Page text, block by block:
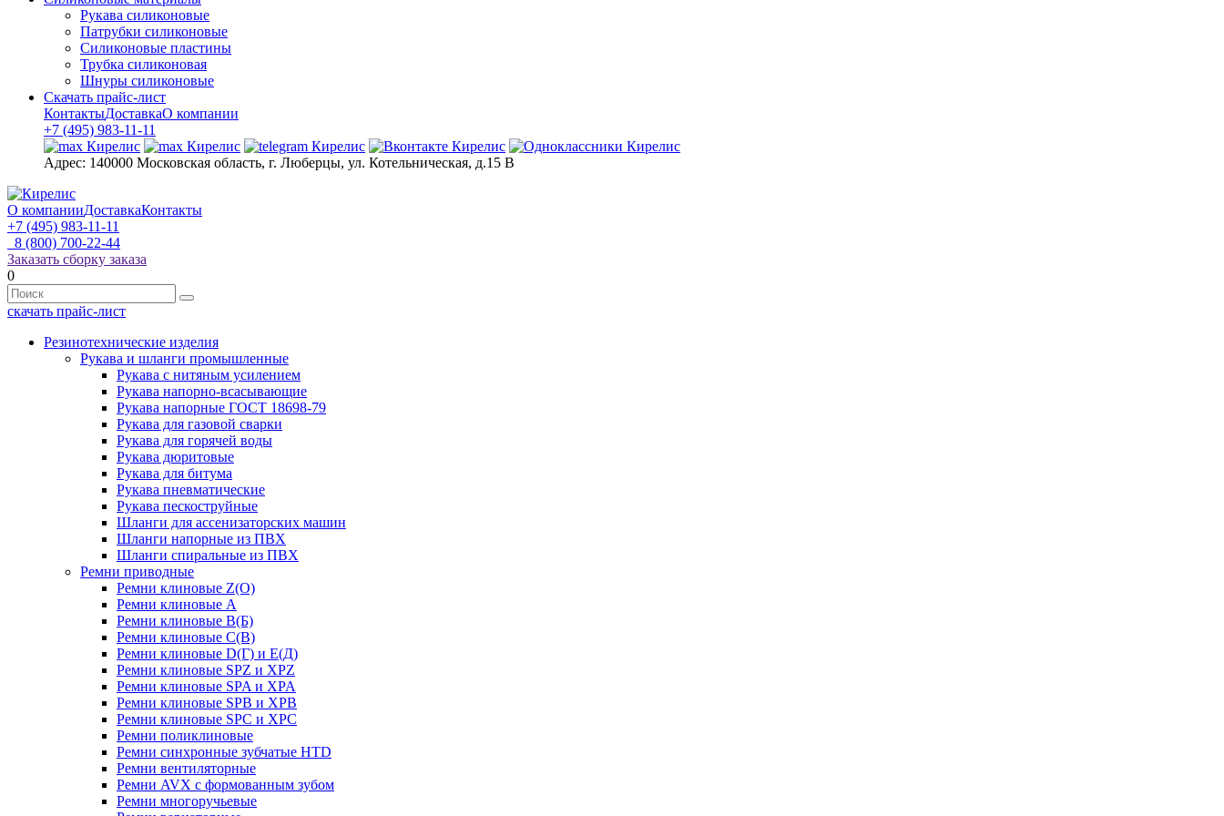
Рукава силиконовые
Патрубки силиконовые
Силиконовые пластины
Трубка силиконовая
Шнуры силиконовые
Скачать прайс-лист
КонтактыДоставкаО компании
+7 (495) 983-11-11
Адрес: 140000 Московская область, г. Люберцы, ул. Котельническая, д.15 В
О компанииДоставкаКонтакты
+7 (495) 983-11-11
8 (800) 700-22-44
Заказать сборку заказа
0
скачать прайс-лист
Резинотехнические изделия
Рукава и шланги промышленные
Рукава с нитяным усилением
Рукава напорно-всасывающие
Рукава напорные ГОСТ 18698-79
Рукава для газовой сварки
Рукава для горячей воды
Рукава дюритовые
Рукава для битума
Рукава пневматические
Рукава пескоструйные
Шланги для ассенизаторских машин
Шланги напорные из ПВХ
Шланги спиральные из ПВХ
Ремни приводные
Ремни клиновые Z(О)
Ремни клиновые А
Ремни клиновые В(Б)
Ремни клиновые С(В)
Ремни клиновые D(Г) и Е(Д)
Ремни клиновые SPZ и XPZ
Ремни клиновые SPA и XPA
Ремни клиновые SPB и XPB
Ремни клиновые SPC и XPC
Ремни поликлиновые
Ремни синхронные зубчатые HTD
Ремни вентиляторные
Ремни AVX с формованным зубом
Ремни многоручьевые